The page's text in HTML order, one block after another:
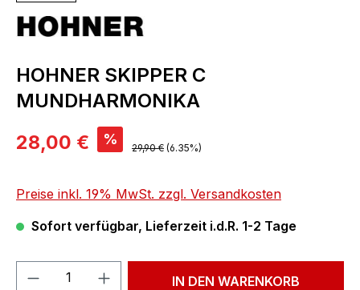
HOHNER SKIPPER C
MUNDHARMONIKA
Verkaufspreis:
28,00 € % Regulärer Preis:
29,90 € (6.35%)
Preise inkl. 19% MwSt. zzgl. Versandkosten
Sofort verfügbar, Lieferzeit i.d.R. 1-2 Tage
Produkt Anzahl: Gib denIN DEN WARENKORB